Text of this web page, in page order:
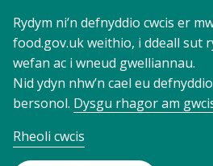
Rydym ni’n defnyddio cwcis er
food.gov.uk weithio, i ddeall sut
wefan ac i wneud gwelliannau.
Nid ydyn nhw’n cael eu
bersonol. Dysgu rhagor am
Rheoli cwcis